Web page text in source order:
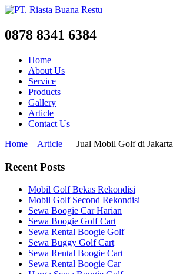
0878 8341 6384
Home
About Us
Service
Products
Gallery
Article
Contact Us
Home
Article Jual Mobil Golf di Jakarta
Recent Posts
Mobil Golf Bekas Rekondisi
Mobil Golf Second Rekondisi
Sewa Boogie Car Harian
Sewa Boogie Golf Cart
Sewa Rental Boogie Golf
Sewa Buggy Golf Cart
Sewa Rental Boogie Cart
Sewa Rental Boogie Car